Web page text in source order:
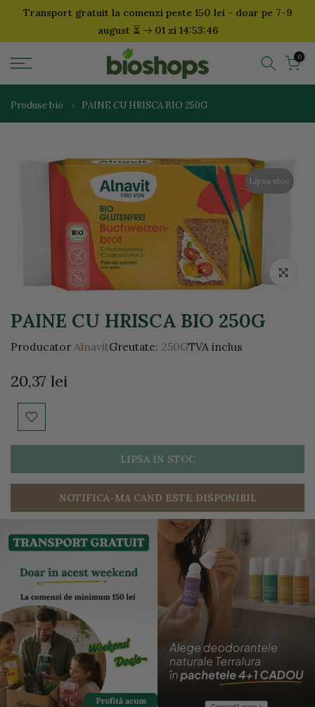
SariTransport gratuit la comenzi peste 150 lei - doar pe 7-9
august ⏳ 01 zi 14:53:45
0
Produse bio PAINE CU HRISCA BIO 250G
Lipsa stoc
Click
PAINE CU HRISCA BIO 250G
Producator AlnavitGreutate: 250GTVA inclus
20,37 lei
LIPSA IN STOC
NOTIFICA-MA CAND ESTE DISPONIBIL